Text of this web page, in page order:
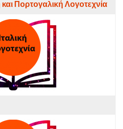
Πορτογαλική Λογοτεχνία